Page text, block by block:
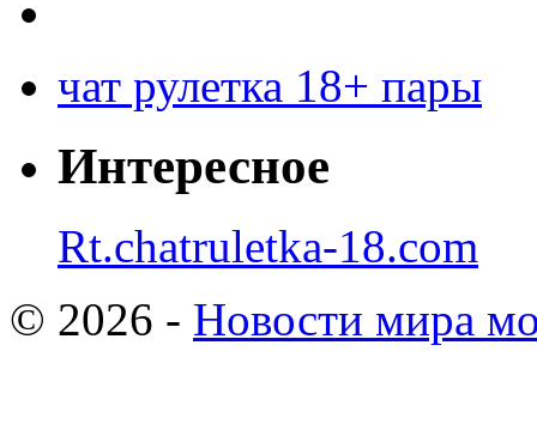
чат рулетка 18+ пары
Интересное
Rt.chatruletka-18.com
© 2026 - Новости мира